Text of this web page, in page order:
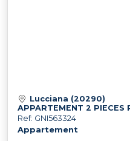
Lucciana (20290)
Ref: GNI563324
Appartement